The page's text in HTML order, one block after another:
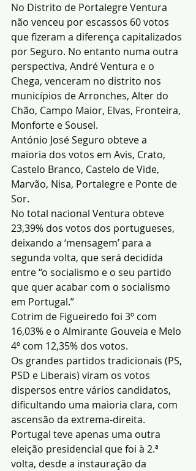
No Distrito de Portalegre Ventura
não venceu por escassos 60 votos
que fizeram a diferença capitalizados
por Seguro. No entanto numa outra
perspectiva, André Ventura e o
Chega, venceram no distrito nos
municípios de Arronches, Alter do
Chão, Campo Maior, Elvas, Fronteira,
Monforte e Sousel.
António José Seguro obteve a
maioria dos votos em Avis, Crato,
Castelo Branco, Castelo de Vide,
Marvão, Nisa, Portalegre e Ponte de
Sor.
No total nacional Ventura obteve
23,39% dos votos dos portugueses,
deixando a ‘mensagem’ para a
segunda volta, que será decidida
entre “o socialismo e o seu partido
que quer acabar com o socialismo
em Portugal.”
Cotrim de Figueiredo foi 3º com
16,03% e o Almirante Gouveia e Melo
4º com 12,35% dos votos.
Os grandes partidos tradicionais (PS,
PSD e Liberais) viram os votos
dispersos entre vários candidatos,
dificultando uma maioria clara, com
ascensão da extrema-direita.
Portugal teve apenas uma outra
eleição presidencial que foi à 2.ª
volta, desde a instauração da